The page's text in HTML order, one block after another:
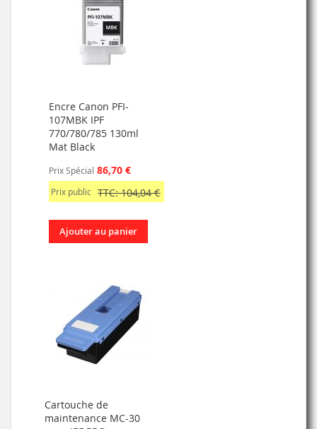
Encre Canon PFI-
107MBK IPF
770/780/785 130ml
Mat Black
Prix Spécial 86,70 €
Prix public TTC: 104,04 €
Ajouter au panier
Cartouche de
maintenance MC-30